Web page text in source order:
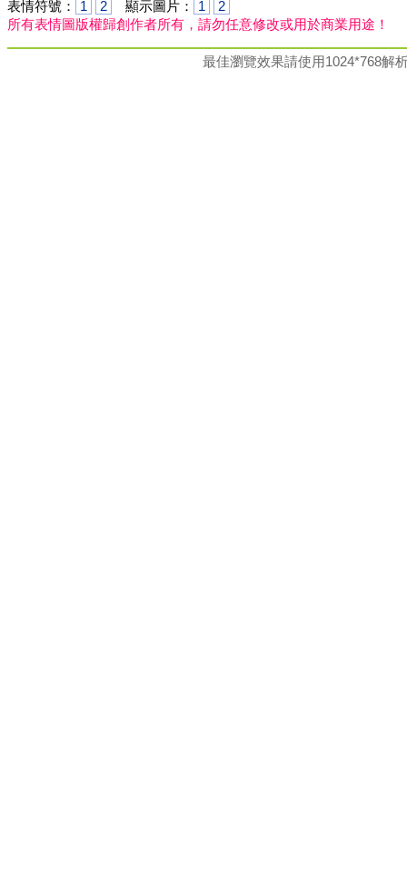
表情符號： 1 2 顯示圖片： 1
2
所有表情圖版權歸創作者所有，請勿任意修改或用於商業用途！
最佳瀏覽效果請使用